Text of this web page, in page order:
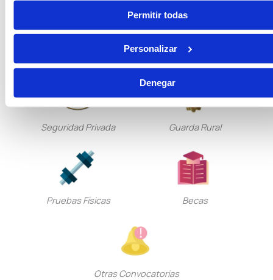
Permitir todas
Personalizar
Denegar
Seguridad Privada Guarda Rural
Pruebas Físicas Becas
Otras Convocatorias